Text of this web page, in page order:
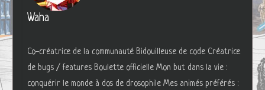
Waha
Co-créatrice de la communauté Bidouilleuse de code Créatrice
de bugs / features Boulette officielle Mon but dans la vie :
conquérir le monde à dos de drosophile Mes animés préférés :